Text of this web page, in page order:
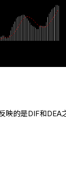
映的是DIF和DEA